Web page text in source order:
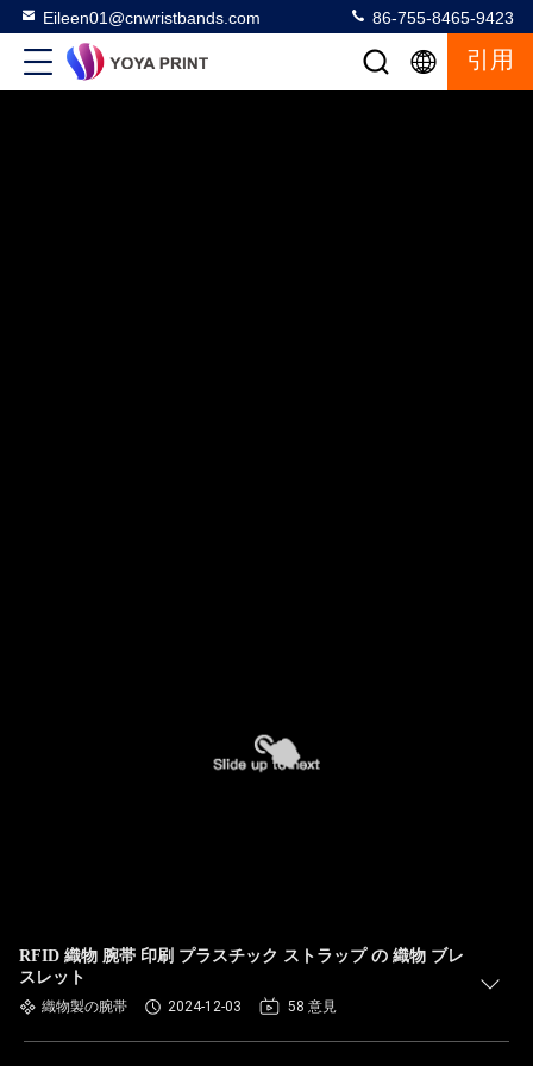
Eileen01@cnwristbands.com 86-755-8465-9423
引用
RFID 織物 腕帯 印刷 プラスチック ストラップ の 織物 ブレ
スレット
織物製の腕帯 2024-12-03 58 意見